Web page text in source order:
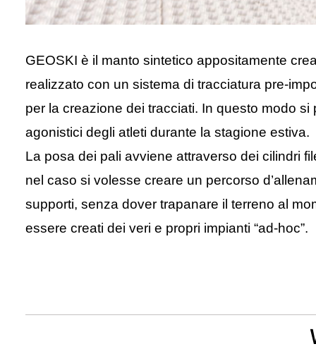
GEOSKI è il manto sintetico appositamente
realizzato con un sistema di tracciatura pre-
per la creazione dei tracciati. In questo modo
agonistici degli atleti durante la stagione estiva.
La posa dei pali avviene attraverso dei cilindri
nel caso si volesse creare un percorso
supporti, senza dover trapanare il terreno al
essere creati dei veri e propri impianti “ad-hoc”.